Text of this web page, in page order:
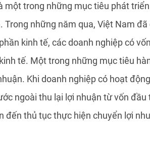
trong những mục tiêu phát
những năm qua, Việt Nam
kinh tế, các doanh nghiệp có
tế. Một trong những mục tiêu
Khi doanh nghiệp có hoạt
ngoài thu lại lợi nhuận từ vốn
đến thủ tục thực hiện chuyển lợi